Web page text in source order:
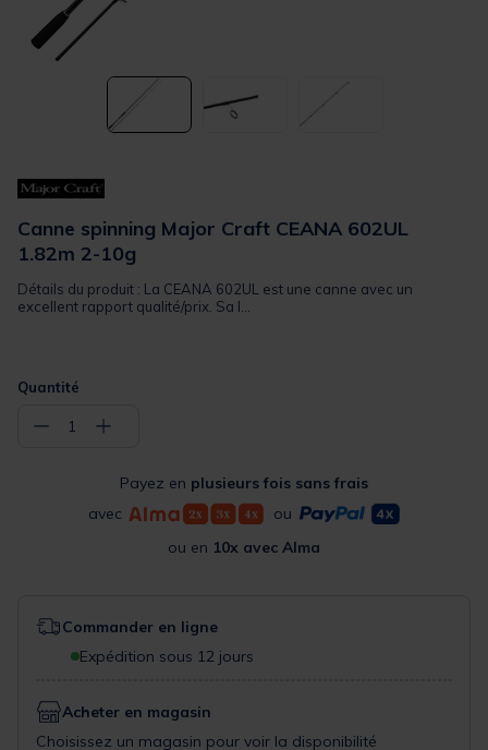
Canne spinning Major Craft CEANA 602UL
1.82m 2-10g
Détails du produit : La CEANA 602UL est une canne avec un
excellent rapport qualité/prix. Sa l...
Quantité
− 1 +
Payez en plusieurs fois sans frais
avec
ou
ou en 10x avec Alma
Commander en ligne
Expédition sous 12 jours
Acheter en magasin
Choisissez un magasin pour voir la disponibilité